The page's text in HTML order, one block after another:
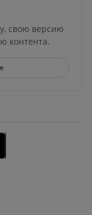
свою версию
контента.